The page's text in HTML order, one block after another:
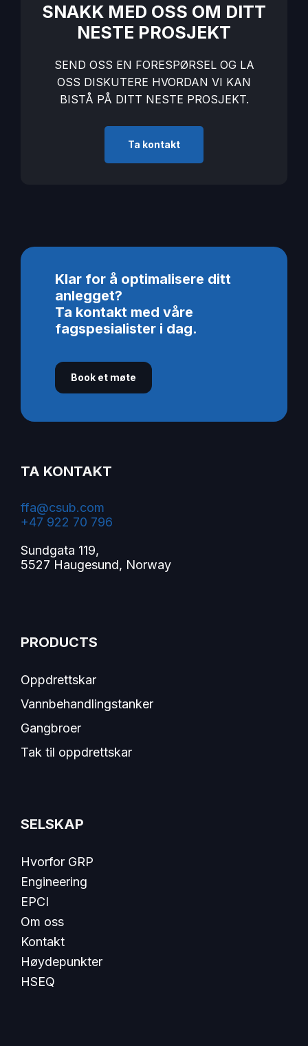
SNAKK MED OSS OM DITT
NESTE PROSJEKT
SEND OSS EN FORESPØRSEL OG LA
OSS DISKUTERE HVORDAN VI KAN
BISTÅ PÅ DITT NESTE PROSJEKT.
Ta kontakt
Klar for å optimalisere ditt
anlegget?
Ta kontakt med våre
fagspesialister i dag.
Book et møte
TA KONTAKT
ffa@csub.com
+47 922 70 796
Sundgata 119,
5527 Haugesund, Norway
PRODUCTS
Oppdrettskar
Vannbehandlingstanker
Gangbroer
Tak til oppdrettskar
SELSKAP
Hvorfor GRP
Engineering
EPCI
Om oss
Kontakt
Høydepunkter
HSEQ